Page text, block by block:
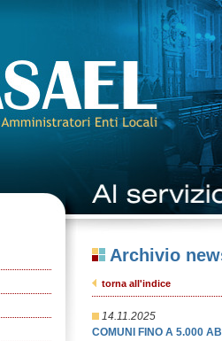
Archivio
torna all'indice
14.11.2025
COMUNI FINO A 5.000